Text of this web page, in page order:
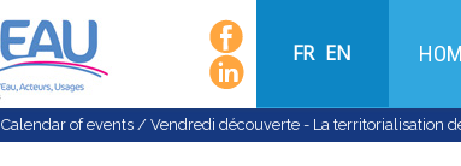
FR EN
Calendar of events / Vendredi découverte - La territorialisation